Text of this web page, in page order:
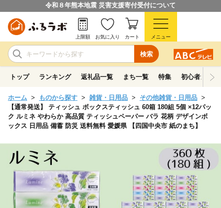
令和８年熊本地震 災害支援寄付受付について
検索
上限額 お気に入り カート メニュー
トップ ランキング 返礼品一覧 まち一覧 特集 初心者ガイド
ホーム ものから探す 雑貨・日用品
その他雑貨・日用品
【通常発送】 ティッシュ ボックスティッシュ 60箱 180組 5個 ×12パッ
ク ルミネ やわらか 高品質 ティッシュペーパー バラ 花柄 デザインボ
ックス 日用品 備蓄 防災 送料無料 愛媛県 【四国中央市 紙のまち】